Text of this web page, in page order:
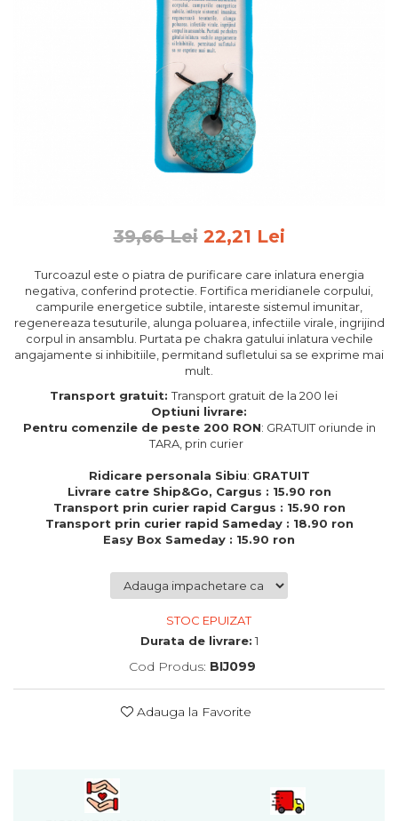
Tablouri personalizate
Rame foto din lemn
Aromaterapie
Papioane din lemn
Decoratiuni pentru casa
Genti si portofele barbati din
Produse personalizate pentru
Martisoare
Cadouri personalizate pentru
cei dragi
Cadouri pentru parinti
Cadouri pentru EA
Cadouri pentru iubita
Cadouri pentru tata
Cadouri personalizate pentru nasi
39,66 Lei 22,21 Lei
Turcoazul este o piatra de purificare care inlatura energia
negativa, conferind protectie. Fortifica meridianele corpului,
campurile energetice subtile, intareste sistemul imunitar,
regenereaza tesuturile, alunga poluarea, infectiile virale, ingrijind
corpul in ansamblu. Purtata pe chakra gatului inlatura vechile
angajamente si inhibitiile, permitand sufletului sa se exprime mai
mult.
Transport gratuit:Transport gratuit de la 200 lei
Optiuni livrare:
Pentru comenzile de peste 200 RON: GRATUIT oriunde in
TARA, prin curier
Ridicare personala Sibiu: GRATUIT
Livrare catre Ship&Go, Cargus : 15.90 ron
Transport prin curier rapid Cargus : 15.90 ron
Transport prin curier rapid Sameday : 18.90 ron
Easy Box Sameday : 15.90 ron
STOC EPUIZAT
Durata de livrare: 1
Cod Produs: BIJ099
Adauga la Favorite